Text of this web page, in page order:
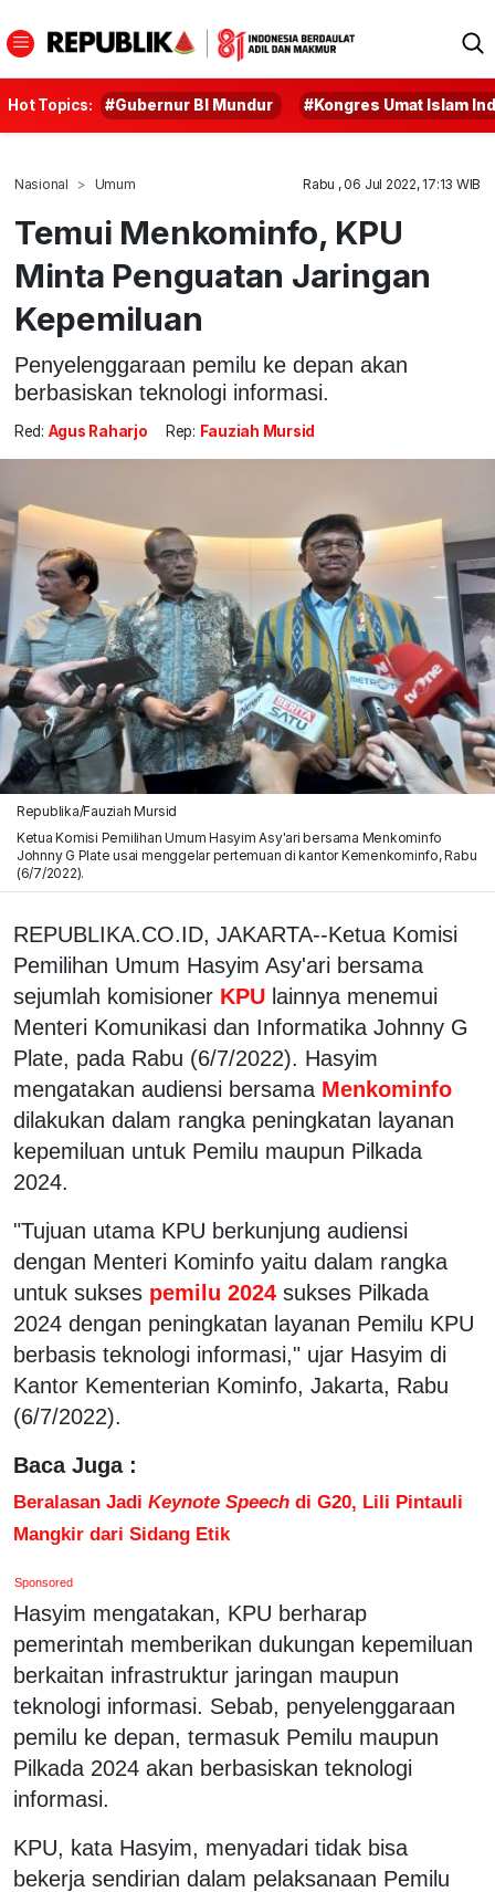
Hot Topics: #Gubernur BI Mundur #Kongres Umat Islam
Nasional Umum Rabu , 06 Jul 2022, 17:13 WIB
Temui Menkominfo, KPU
Minta Penguatan Jaringan
Kepemiluan
Penyelenggaraan pemilu ke depan akan
berbasiskan teknologi informasi.
Red: Agus Raharjo Rep: Fauziah Mursid
Republika/Fauziah Mursid
Ketua Komisi Pemilihan Umum Hasyim Asy'ari bersama Menkominfo
Johnny G Plate usai menggelar pertemuan di kantor Kemenkominfo, Rabu
(6/7/2022).
REPUBLIKA.CO.ID, JAKARTA--Ketua Komisi
Pemilihan Umum Hasyim Asy'ari bersama
sejumlah komisioner KPU lainnya menemui
Menteri Komunikasi dan Informatika Johnny G
Plate, pada Rabu (6/7/2022). Hasyim
mengatakan audiensi bersama Menkominfo
dilakukan dalam rangka peningkatan layanan
kepemiluan untuk Pemilu maupun Pilkada
2024.
"Tujuan utama KPU berkunjung audiensi
dengan Menteri Kominfo yaitu dalam rangka
untuk sukses pemilu 2024 sukses Pilkada
2024 dengan peningkatan layanan Pemilu KPU
berbasis teknologi informasi," ujar Hasyim di
Kantor Kementerian Kominfo, Jakarta, Rabu
(6/7/2022).
Baca Juga :
Beralasan Jadi Keynote Speech di G20, Lili Pintauli
Mangkir dari Sidang Etik
Sponsored
Hasyim mengatakan, KPU berharap
pemerintah memberikan dukungan kepemiluan
berkaitan infrastruktur jaringan maupun
teknologi informasi. Sebab, penyelenggaraan
pemilu ke depan, termasuk Pemilu maupun
Pilkada 2024 akan berbasiskan teknologi
informasi.
KPU, kata Hasyim, menyadari tidak bisa
bekerja sendirian dalam pelaksanaan Pemilu